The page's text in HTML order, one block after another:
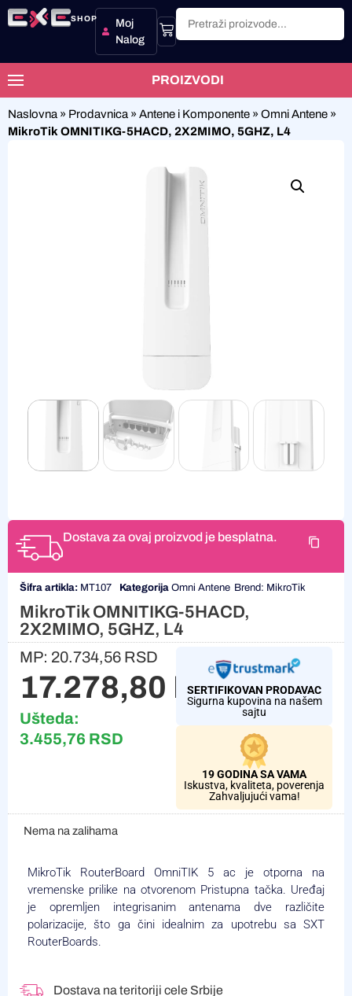
SHOP
Moj
Nalog
PROIZVODI
Naslovna » Prodavnica » Antene i Komponente » Omni Antene »
MikroTik OMNITIKG-5HACD, 2X2MIMO, 5GHZ, L4
Dostava za ovaj proizvod je besplatna.
Šifra artikla: MT107 Kategorija Omni Antene Brend: MikroTik
MikroTik OMNITIKG-5HACD,
2X2MIMO, 5GHZ, L4
MP: 20.734,56 RSD
17.278,80 RSD
Ušteda:
3.455,76 RSD
SERTIFIKOVAN PRODAVAC
Sigurna kupovina na našem
sajtu
19 GODINA SA VAMA
Iskustva, kvaliteta, poverenja
Zahvaljujući vama!
Nema na zalihama
MikroTik RouterBoard OmniTIK 5 ac je otporna na
vremenske prilike na otvorenom Pristupna tačka. Uređaj
je opremljen integrisanim antenama dve različite
polarizacije, što ga čini idealnim za upotrebu sa SXT
RouterBoards.
Dostava na teritoriji cele Srbije